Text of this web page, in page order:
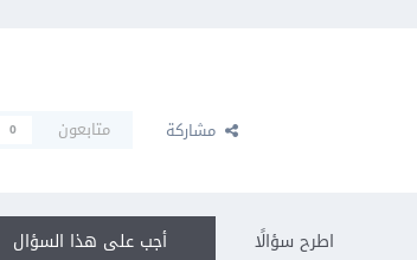
مشاركة متابعون 0
أجب على هذا السؤال اطرح سؤالًا